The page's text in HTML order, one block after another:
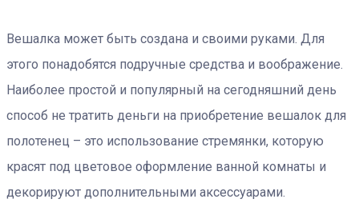
Вешалка может быть создана и своими руками. Для
этого понадобятся подручные средства и воображение.
Наиболее простой и популярный на сегодняшний день
способ не тратить деньги на приобретение вешалок для
полотенец – это использование стремянки, которую
красят под цветовое оформление ванной комнаты и
декорируют дополнительными аксессуарами.